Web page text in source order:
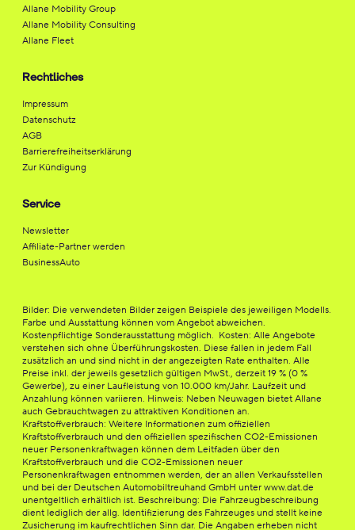
Allane Mobility Group
Allane Mobility Consulting
Allane Fleet
Rechtliches
Impressum
Datenschutz
AGB
Barrierefreiheitserklärung
Zur Kündigung
Service
Newsletter
Affiliate-Partner werden
BusinessAuto
Bilder: Die verwendeten Bilder zeigen Beispiele des jeweiligen Modells.
Farbe und Ausstattung können vom Angebot abweichen.
Kostenpflichtige Sonderausstattung möglich. Kosten: Alle Angebote
verstehen sich ohne Überführungskosten. Diese fallen in jedem Fall
zusätzlich an und sind nicht in der angezeigten Rate enthalten. Alle
Preise inkl. der jeweils gesetzlich gültigen MwSt., derzeit 19 % (0 %
Gewerbe), zu einer Laufleistung von 10.000 km/Jahr. Laufzeit und
Anzahlung können variieren. Hinweis: Neben Neuwagen bietet Allane
auch Gebrauchtwagen zu attraktiven Konditionen an.
Kraftstoffverbrauch: Weitere Informationen zum offiziellen
Kraftstoffverbrauch und den offiziellen spezifischen CO2-Emissionen
neuer Personenkraftwagen können dem Leitfaden über den
Kraftstoffverbrauch und die CO2-Emissionen neuer
Personenkraftwagen entnommen werden, der an allen Verkaufsstellen
und bei der Deutschen Automobiltreuhand GmbH unter www.dat.de
unentgeltlich erhältlich ist. Beschreibung: Die Fahrzeugbeschreibung
dient lediglich der allg. Identifizierung des Fahrzeuges und stellt keine
Zusicherung im kaufrechtlichen Sinn dar. Die Angaben erheben nicht